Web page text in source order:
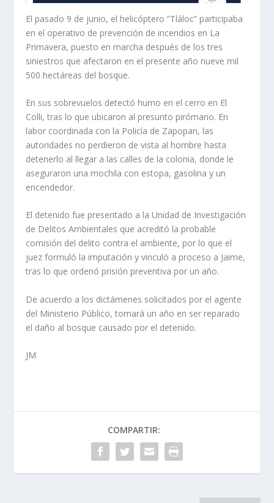
El pasado 9 de junio, el helicóptero “Tláloc” participaba
en el operativo de prevención de incendios en La
Primavera, puesto en marcha después de los tres
siniestros que afectaron en el presente año nueve mil
500 hectáreas del bosque.
En sus sobrevuelos detectó humo en el cerro en El
Colli, tras lo que ubicaron al presunto pirómano. En
labor coordinada con la Policía de Zapopan, las
autoridades no perdieron de vista al hombre hasta
detenerlo al llegar a las calles de la colonia, donde le
aseguraron una mochila con estopa, gasolina y un
encendedor.
El detenido fue presentado a la Unidad de Investigación
de Delitos Ambientales que acreditó la probable
comisión del delito contra el ambiente, por lo que el
juez formuló la imputación y vinculó a proceso a Jaime,
tras lo que ordenó prisión preventiva por un año.
De acuerdo a los dictámenes solicitados por el agente
del Ministerio Público, tomará un año en ser reparado
el daño al bosque causado por el detenido.
JM
COMPARTIR: